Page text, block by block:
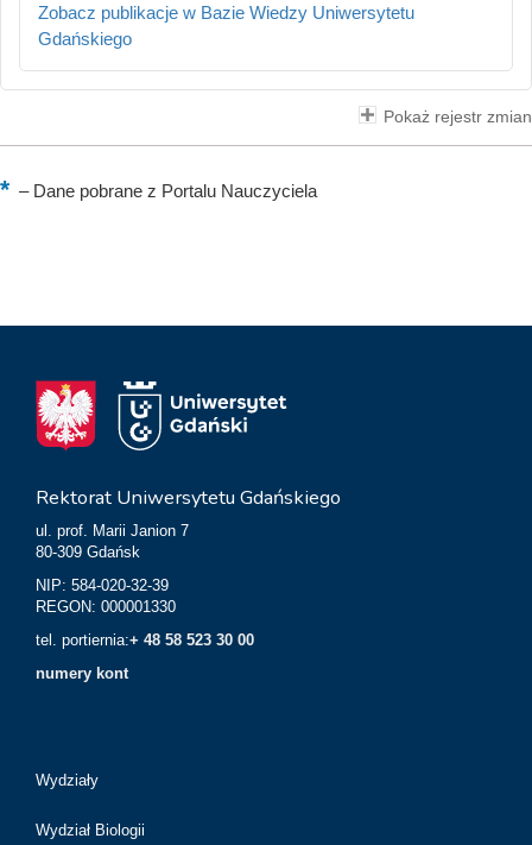
Zobacz publikacje w Bazie Wiedzy Uniwersytetu
Gdańskiego
Pokaż rejestr zmian
–Dane pobrane z Portalu Nauczyciela
Rektorat Uniwersytetu Gdańskiego
ul. prof. Marii Janion 7
80-309 Gdańsk
NIP: 584-020-32-39
REGON: 000001330
tel. portiernia:+ 48 58 523 30 00
numery kont
Wydziały
Wydział Biologii